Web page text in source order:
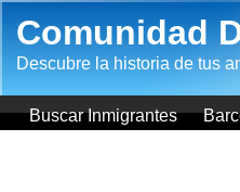
Comunidad
Descubre la historia de tus
Buscar Inmigrantes